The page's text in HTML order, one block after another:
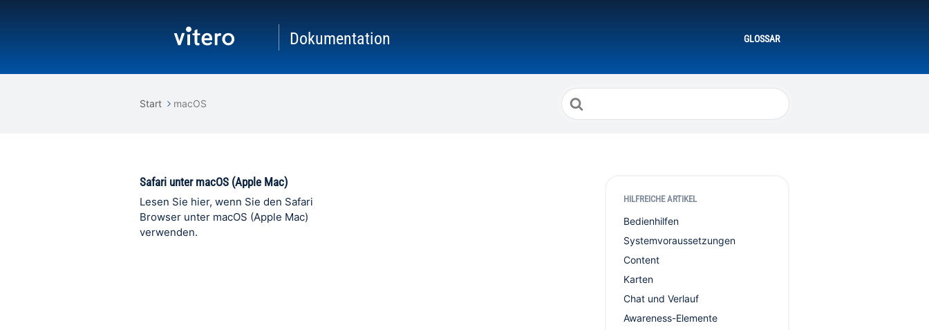
Dokumentation GLOSSAR
Start macOS
Suche
nach
Safari unter macOS (Apple Mac)
Lesen Sie hier, wenn Sie den Safari
Browser unter macOS (Apple Mac)
verwenden.
HILFREICHE ARTIKEL
Bedienhilfen
Systemvoraussetzungen
Content
Karten
Chat und Verlauf
Awareness-Elemente